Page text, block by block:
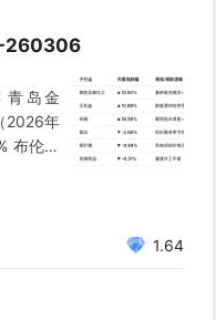
-260306
青岛金
2026年
布伦特
1.64